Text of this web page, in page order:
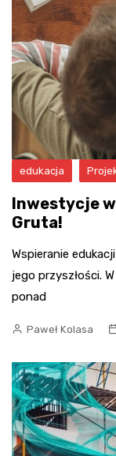
edukacja
Inwestycje
Gruta!
Wspieranie
jego przyszłości.
ponad
Paweł Kolasa